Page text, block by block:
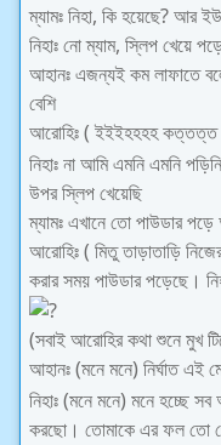
ম্যামঃ নিহা, কি হয়েছে? আর
নিহাঃ নো ম্যাম, স্লিপ খেয়ে
আহানঃ এজন্যই কম লাফাতে
বেশি
আরোহিঃ ( ইইইহহহহ কত্তত্ত
নিহাঃ না আমি এমনি এমনি
উপর স্লিপ খেয়েছি
ম্যামঃ এখানে তো পাউডার
আরোহিঃ ( মিতু তাড়াতাড়ি
করার সময় পাউডার পড়েছে।
(সবাই আরোহির কথা শুনে মুখ
আহানঃ (মনে মনে) নির্ঘাত এই
নিহাঃ (মনে মনে) মনে হচ্ছে
করছো। তোমাকে এর ফল তো